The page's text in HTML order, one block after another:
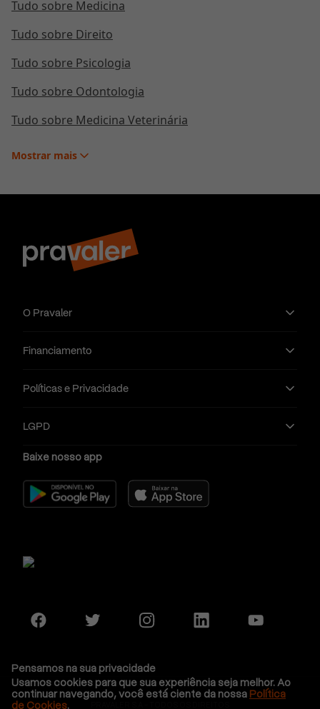
Tudo sobre Medicina
Tudo sobre Direito
Tudo sobre Psicologia
Tudo sobre Odontologia
Tudo sobre Medicina Veterinária
Mostrar mais
O Pravaler
Financiamento
Políticas e Privacidade
LGPD
Baixe nosso app
Pensamos na sua privacidade
Usamos cookies para que sua experiência seja melhor. Ao
continuar navegando, você está ciente da nossa Política
de Cookies.